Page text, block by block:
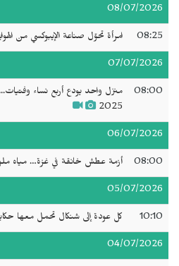
08/07/2026
08:25 امرأة تحوّل صناعة الإيبوكسي من
07/07/2026
08:00
منزل واحد يودع أربع نساء
2025
06/07/2026
08:00 أزمة عطش خانقة في غزة… مياه
05/07/2026
10:10 كل عودة إلى شنكال تحمل معها
04/07/2026